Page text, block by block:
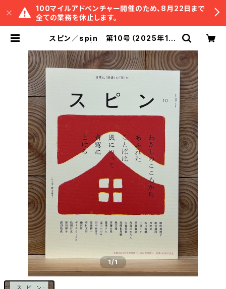
100マイルアドベンチャー開催のため、8月22日まで
全ての業務を休止します。
スピン／spin 第10号（2025年1月
1/1